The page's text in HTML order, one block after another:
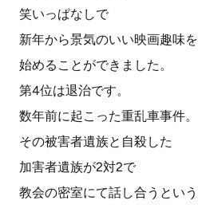
笑いっぱなしで
新年から景気のいい映画趣味を
始めることができました。
第4位は退治です。
数年前に起こった重乱車事件。
その被害者遺族と自殺した
加害者遺族が2対2で
教会の密室にて話し合うという